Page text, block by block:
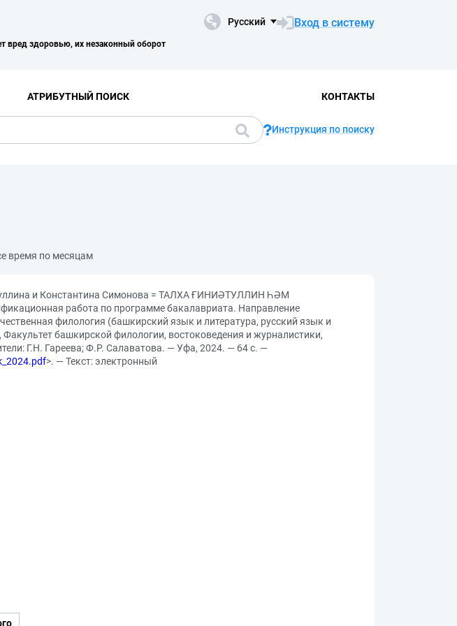
вред здоровью, их незаконный оборот
Русский Вход в систему
АТРИБУТНЫЙ ПОИСК КОНТАКТЫ
Инструкция по поиску
время по месяцам
и Константина Симонова = ТАЛХА ҒИНИӘТУЛЛИН ҺӘМ
работа по программе бакалавриата. Направление
филология (башкирский язык и литература, русский язык и
башкирской филологии, востоковедения и журналистики,
Г.Н. Гареева; Ф.Р. Салаватова. — Уфа, 2024. — 64 с. —
>. — Текст: электронный